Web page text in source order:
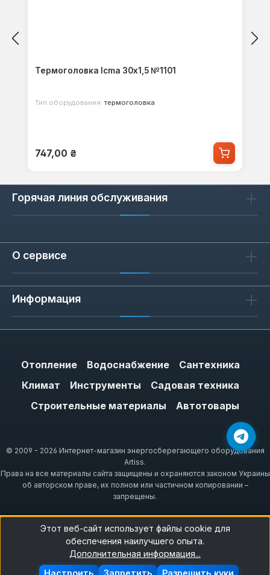
Термоголовка Icma 30х1,5 №1101
Тип оборудования: термоголовка
Обычная цена:
747,00 ₴
Горячая линия обслуживания
О сервисе
Информация
Отопление Водоснабжение
Сантехника
Климат
Инструменты
Садовая техника
Строительные материалы
Автотовары
© 2009 - 2026 Интернет-магазин энергосберегающего оборудования
Artiss.
Права на все материалы сайта защищены и охраняются законом Украины
об авторском праве, их полном или частичном копировании –
запрещены.
Этот веб-сайт использует файлы cookie для
обеспечения наилучшего опыта.
Дополнительная информация...